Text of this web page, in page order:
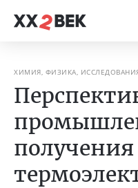
ХИМИЯ, ФИЗИКА,
получения